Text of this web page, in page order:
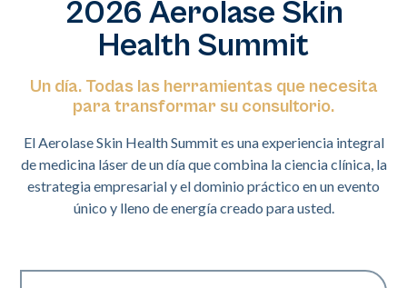
2026 Aerolase Skin
Health Summit
Un día. Todas las herramientas que necesita
para transformar su consultorio.
El Aerolase Skin Health Summit es una experiencia integral
de medicina láser de un día que combina la ciencia clínica, la
estrategia empresarial y el dominio práctico en un evento
único y lleno de energía creado para usted.